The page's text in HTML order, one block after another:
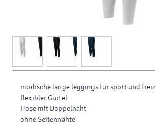
modische lange leggings für sport und
flexibler Gürtel
Hose mit Doppelnaht
ohne Seitennähte